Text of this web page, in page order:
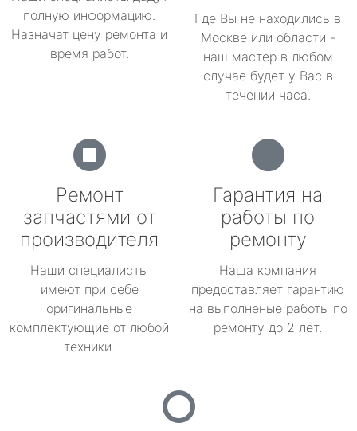
полную информацию.
Назначат цену ремонта и
время работ.
Где Вы не находились в
Москве или области -
наш мастер в любом
случае будет у Вас в
течении часа.
Ремонт
запчастями от
производителя
Наши специалисты
имеют при себе
оригинальные
комплектующие от любой
техники.
Гарантия на
работы по
ремонту
Наша компания
предоставляет гарантию
на выполненые работы по
ремонту до 2 лет.